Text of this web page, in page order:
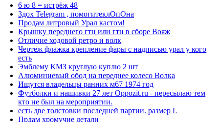
6 ю 8 = истрёж 48
Здох Telegram , помогитеклОпОна
Продам литровый Урал кастом!
Крышку переднего гтц или гтц в сборе Вояж
Отличие ходовой ретро и волк
Чертеж флажка крепление фары с надписью урал у кого
есть
Эмблему КМЗ круглую куплю 2 шт
Алюминиевый обод на переднее колесо Волка
Ищутся владельцы ранних м67 1974 год
Футболки и нашивки 27 лет Oppozit.ru - пересылаю тем
кто не был на мероприятии.
есть две толстовки последней партии. размер L
Прдам хромучие детали